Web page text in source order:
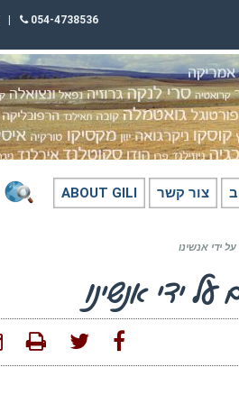
054-4738536
צור קשר ABOUT GILI
ידי אנשינו
ידי אנשינו